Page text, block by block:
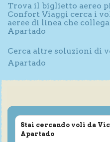
Trova il biglietto aereo
Confort Viaggi cerca i
aeree di linea che
Apartado
Cerca altre soluzioni di
Apartado
Stai cercando voli da
Apartado